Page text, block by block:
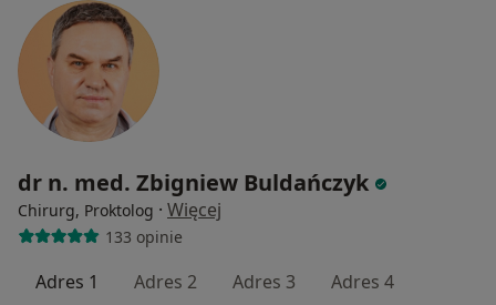
dr n. med. Zbigniew Buldańczyk
Chirurg, Proktolog · Więcej
133 opinie
Adres 1 Adres 2 Adres 3 Adres 4